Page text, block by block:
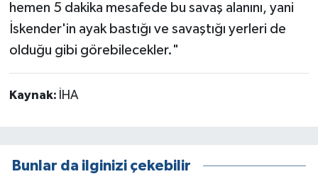
hemen 5 dakika mesafede bu savaş alanını, yani
İskender'in ayak bastığı ve savaştığı yerleri de
olduğu gibi görebilecekler."
Kaynak: İHA
Bunlar da ilginizi çekebilir